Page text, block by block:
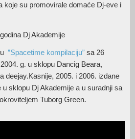
koje su promovirale domaće Dj-eve i
Dj Akademije
”Spacetime kompilaciju” sa 26
g. u sklopu Dancig Beara,
deejay.Kasnije, 2005. i 2006. izdane
sklopu Dj Akademije a u suradnji sa
Tuborg Green.